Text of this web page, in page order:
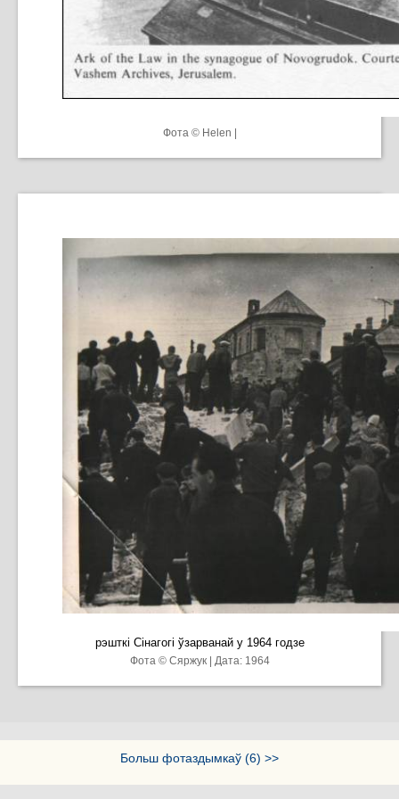
Фота © Helen |
рэшткі Сінагогі ўзарванай у 1964 годзе
Фота © Сяржук | Дата: 1964
Больш фотаздымкаў (6) >>